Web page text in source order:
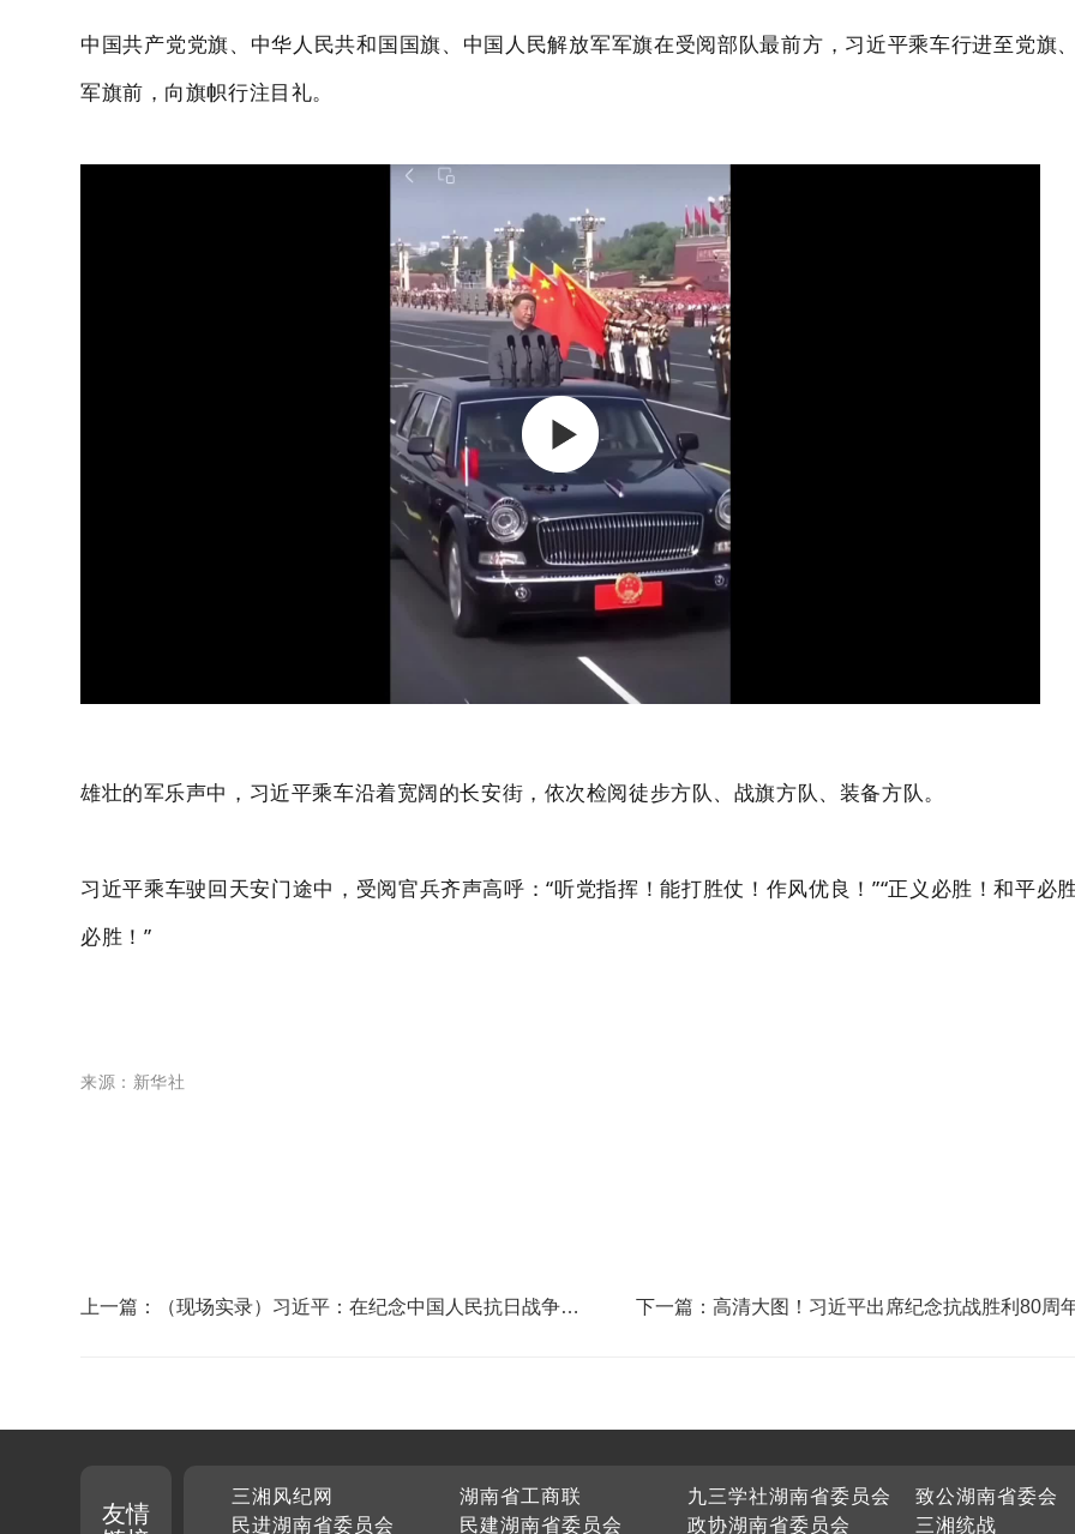
中国共产党党旗、中华人民共和国国旗、中国人民解放军军旗在受阅部队最前方，习近平乘车行进至党旗
军旗前，向旗帜行注目礼。
雄壮的军乐声中，习近平乘车沿着宽阔的长安街，依次检阅徒步方队、战旗方队、装备方队。
习近平乘车驶回天安门途中，受阅官兵齐声高呼：“听党指挥！能打胜仗！作风优良！”“正义必胜！和平必
必胜！”
来源：新华社
上一篇：（现场实录）习近平：在纪念中国人民抗日战争暨
下一篇：高清大图！习近平出席纪念抗战胜利80周
友情
三湘风纪网 湖南省工商联 九三学社湖南省委员会
致公湖南省委会
民进湖南省委员会
民建湖南省委员会 政协湖南省委员会 三湘统战